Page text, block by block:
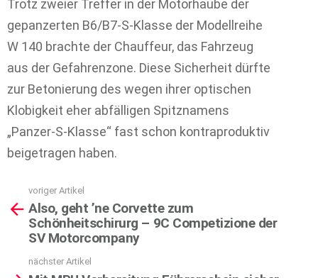
Trotz zweier Treffer in der Motorhaube der
gepanzerten B6/B7-S-Klasse der Modellreihe
W 140 brachte der Chauffeur, das Fahrzeug
aus der Gefahrenzone. Diese Sicherheit dürfte
zur Betonierung des wegen ihrer optischen
Klobigkeit eher abfälligen Spitznamens
„Panzer-S-Klasse“ fast schon kontraproduktiv
beigetragen haben.
more
voriger Artikel
Also, geht ’ne Corvette zum
Schönheitschirurg – 9C Competizione der
SV Motorcompany
nächster Artikel